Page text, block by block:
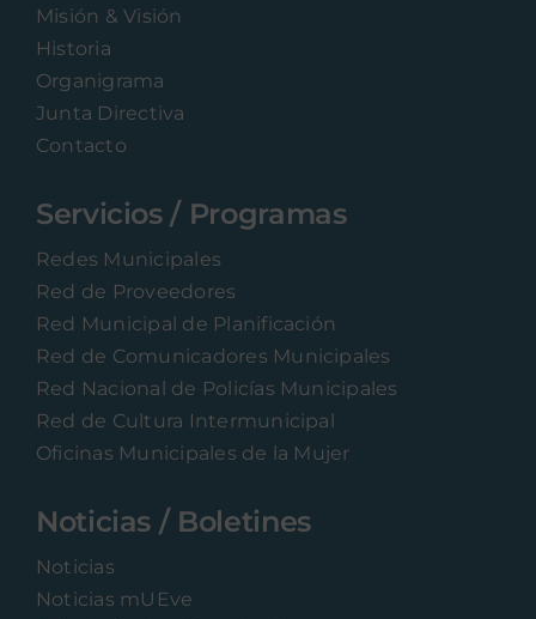
Misión & Visión
Historia
Organigrama
Junta Directiva
Contacto
Servicios / Programas
Redes Municipales
Red de Proveedores
Red Municipal de Planificación
Red de Comunicadores Municipales
Red Nacional de Policías Municipales
Red de Cultura Intermunicipal
Oficinas Municipales de la Mujer
Noticias / Boletines
Noticias
Noticias mUEve